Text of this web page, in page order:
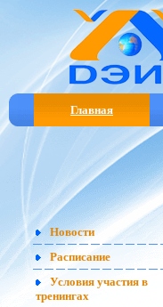
Главная
Новости
Расписание
Условия участия в
тренингах